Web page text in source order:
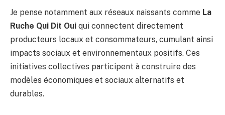
Je pense notamment aux réseaux naissants comme La
Ruche Qui Dit Oui qui connectent directement
producteurs locaux et consommateurs, cumulant ainsi
impacts sociaux et environnementaux positifs. Ces
initiatives collectives participent à construire des
modèles économiques et sociaux alternatifs et
durables.